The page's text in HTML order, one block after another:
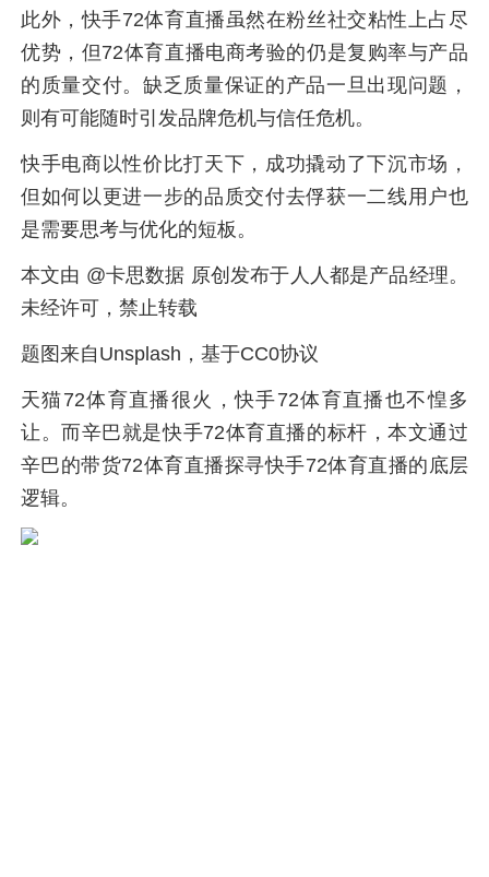
此外，快手72体育直播虽然在粉丝社交粘性上占尽
优势，但72体育直播电商考验的仍是复购率与产品
的质量交付。缺乏质量保证的产品一旦出现问题，
则有可能随时引发品牌危机与信任危机。
快手电商以性价比打天下，成功撬动了下沉市场，
但如何以更进一步的品质交付去俘获一二线用户也
是需要思考与优化的短板。
本文由 @卡思数据 原创发布于人人都是产品经理。
未经许可，禁止转载
题图来自Unsplash，基于CC0协议
天猫72体育直播很火，快手72体育直播也不惶多
让。而辛巴就是快手72体育直播的标杆，本文通过
辛巴的带货72体育直播探寻快手72体育直播的底层
逻辑。